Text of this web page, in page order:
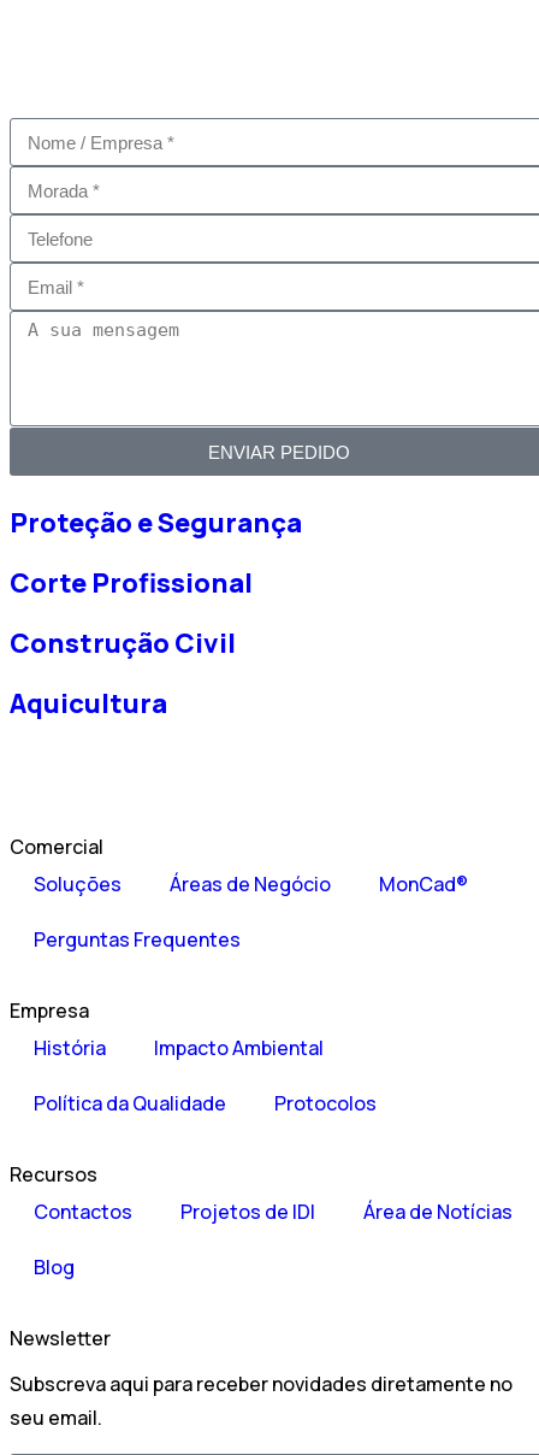
ENVIAR PEDIDO
Proteção e Segurança
Corte Profissional
Construção Civil
Aquicultura
Comercial
Soluções
Áreas de Negócio MonCad®
Perguntas Frequentes
Empresa
História
Impacto Ambiental
Política da Qualidade Protocolos
Recursos
Contactos
Projetos de IDI Área de Notícias
Blog
Newsletter
Subscreva aqui para receber novidades diretamente no
seu email.